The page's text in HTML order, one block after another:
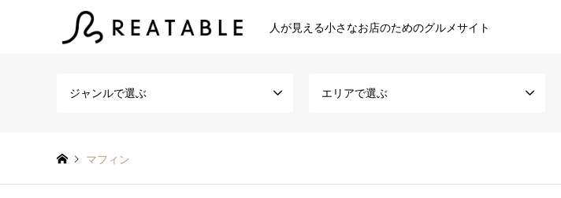
人が見える小さなお店のためのグルメサイト
ジャンルで選ぶ エリアで選ぶ
マフィン